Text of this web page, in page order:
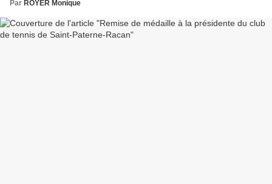
Par ROYER Monique